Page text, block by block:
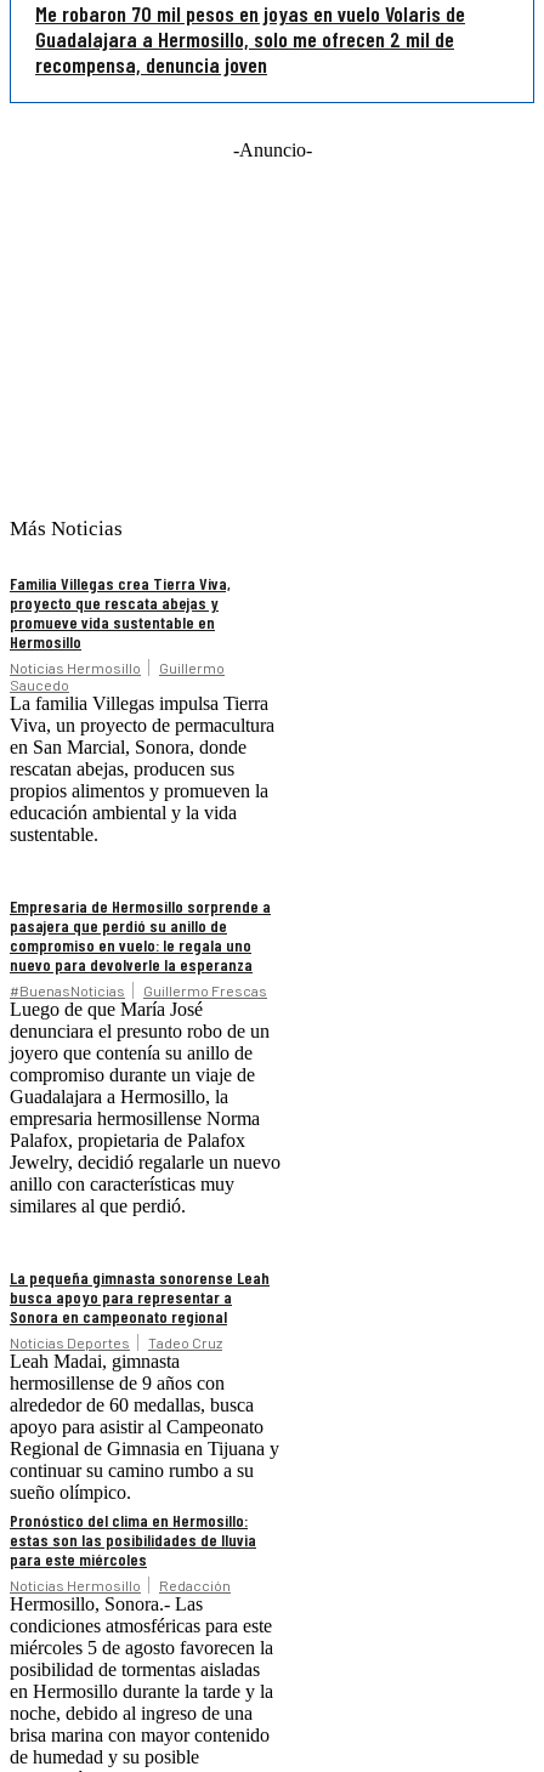
Me robaron 70 mil pesos en joyas en vuelo Volaris de
Guadalajara a Hermosillo, solo me ofrecen 2 mil de
recompensa, denuncia joven
-Anuncio-
Más Noticias
Familia Villegas crea Tierra Viva,
proyecto que rescata abejas y
promueve vida sustentable en
Hermosillo
Noticias Hermosillo
Guillermo
Saucedo
La familia Villegas impulsa Tierra
Viva, un proyecto de permacultura
en San Marcial, Sonora, donde
rescatan abejas, producen sus
propios alimentos y promueven la
educación ambiental y la vida
sustentable.
Empresaria de Hermosillo sorprende a
pasajera que perdió su anillo de
compromiso en vuelo: le regala uno
nuevo para devolverle la esperanza
#BuenasNoticias Guillermo Frescas
Luego de que María José
denunciara el presunto robo de un
joyero que contenía su anillo de
compromiso durante un viaje de
Guadalajara a Hermosillo, la
empresaria hermosillense Norma
Palafox, propietaria de Palafox
Jewelry, decidió regalarle un nuevo
anillo con características muy
similares al que perdió.
La pequeña gimnasta sonorense Leah
busca apoyo para representar a
Sonora en campeonato regional
Noticias Deportes Tadeo Cruz
Leah Madai, gimnasta
hermosillense de 9 años con
alrededor de 60 medallas, busca
apoyo para asistir al Campeonato
Regional de Gimnasia en Tijuana y
continuar su camino rumbo a su
sueño olímpico.
Pronóstico del clima en Hermosillo:
estas son las posibilidades de lluvia
para este miércoles
Noticias Hermosillo Redacción
Hermosillo, Sonora.- Las
condiciones atmosféricas para este
miércoles 5 de agosto favorecen la
posibilidad de tormentas aisladas
en Hermosillo durante la tarde y la
noche, debido al ingreso de una
brisa marina con mayor contenido
de humedad y su posible